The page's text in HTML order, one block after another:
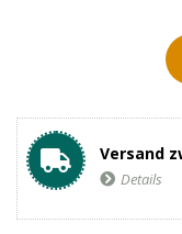
Versand
Details